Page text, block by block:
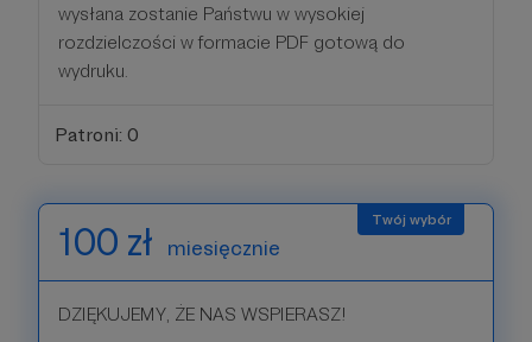
wysłana zostanie Państwu w wysokiej
rozdzielczości w formacie PDF gotową do
wydruku.
Patroni: 0
100 zł miesięcznie
DZIĘKUJEMY, ŻE NAS WSPIERASZ!